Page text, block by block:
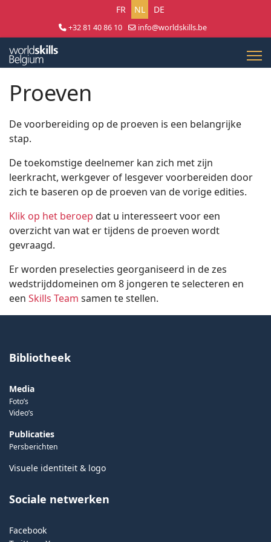
Selecteer uw taal
FR NL DE
+32 81 40 86 10
info@worldskills.be
Proeven
De voorbereiding op de proeven is een belangrijke
stap.
De toekomstige deelnemer kan zich met zijn
leerkracht, werkgever of lesgever voorbereiden door
zich te baseren op de proeven van de vorige edities.
Klik op het beroep dat u interesseert voor een
overzicht van wat er tijdens de proeven wordt
gevraagd.
Er worden preselecties georganiseerd in de zes
wedstrijddomeinen om 8 jongeren te selecteren en
een Skills Team samen te stellen.
Bibliotheek
Media
Foto’s
Video’s
Publicaties
Persberichten
Visuele identiteit & logo
Sociale netwerken
Facebook